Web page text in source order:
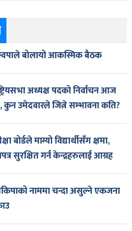
बोलायो आकस्मिक बैठक
अध्यक्ष पदको निर्वाचन आज
कुन उमेदवारले जित्ने सम्भावना कति?
बोर्डले माग्यो विद्यार्थीसँग क्षमा,
सुरक्षित गर्न केन्द्रहरुलाई आग्रह
नाममा चन्दा असुल्ने एकजना